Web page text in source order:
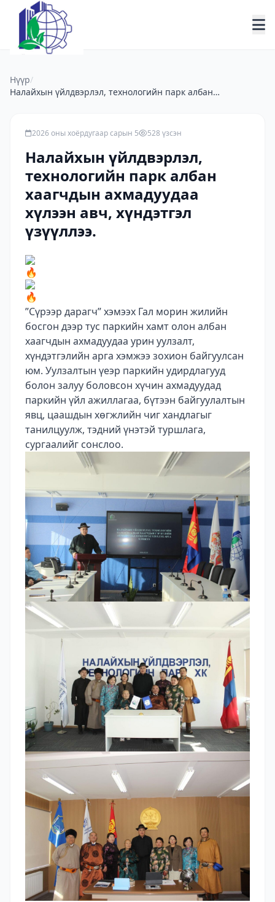
Нүүр/
Налайхын үйлдвэрлэл, технологийн парк албан
2026 оны хоёрдугаар сарын 5 528 үзсэн
Налайхын үйлдвэрлэл,
технологийн парк албан
хаагчдын ахмадуудаа
хүлээн авч, хүндэтгэл
үзүүллээ.
”Сүрээр дарагч” хэмээх Гал морин жилийн
босгон дээр тус паркийн хамт олон албан
хаагчдын ахмадуудаа урин уулзалт,
хүндэтгэлийн арга хэмжээ зохион байгуулсан
юм. Уулзалтын үеэр паркийн удирдлагууд
болон залуу боловсон хүчин ахмадуудад
паркийн үйл ажиллагаа, бүтээн байгуулалтын
явц, цаашдын хөгжлийн чиг хандлагыг
танилцуулж, тэдний үнэтэй туршлага,
сургаалийг сонслоо.